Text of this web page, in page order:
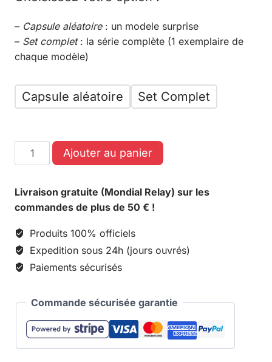
– Capsule aléatoire: un modele surprise
– Set complet: la série complète (1 exemplaire de
chaque modèle)
Capsule aléatoire Set Complet
Ajouter au panier
Livraison gratuite (Mondial Relay) sur les
commandes de plus de 50 € !
Produits 100% officiels
Expedition sous 24h (jours ouvrés)
Paiements sécurisés
Commande sécurisée garantie